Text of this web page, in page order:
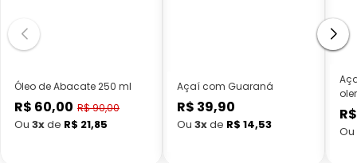
Óleo de Abacate 250 ml
Preço
promocional
R$ 60,00
Preço
normal
R$ 90,00
Ou 3xde R$ 21,85
Açaí com Guaraná
Preço
normal
R$ 39,90
Ou 3xde R$ 14,53 Ou